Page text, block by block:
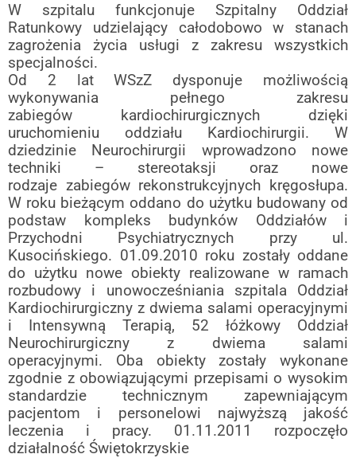
W szpitalu funkcjonuje Szpitalny Oddział
Ratunkowy udzielający całodobowo w stanach
zagrożenia życia usługi z zakresu wszystkich
specjalności.
Od 2 lat WSzZ dysponuje możliwością
wykonywania pełnego zakresu
zabiegów kardiochirurgicznych dzięki
uruchomieniu oddziału Kardiochirurgii. W
dziedzinie Neurochirurgii wprowadzono nowe
techniki – stereotaksji oraz nowe
rodzaje zabiegów rekonstrukcyjnych kręgosłupa.
W roku bieżącym oddano do użytku budowany od
podstaw kompleks budynków Oddziałów i
Przychodni Psychiatrycznych przy ul.
Kusocińskiego. 01.09.2010 roku zostały oddane
do użytku nowe obiekty realizowane w ramach
rozbudowy i unowocześniania szpitala Oddział
Kardiochirurgiczny z dwiema salami operacyjnymi
i Intensywną Terapią, 52 łóżkowy Oddział
Neurochirurgicznyz dwiema salami
operacyjnymi. Oba obiekty zostały wykonane
zgodnie z obowiązującymi przepisami o wysokim
standardzie technicznym zapewniającym
pacjentom i personelowi najwyższą jakość
leczenia i pracy. 01.11.2011 rozpoczęło
działalność Świętokrzyskie